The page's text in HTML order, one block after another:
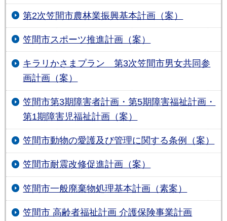
第2次笠間市農林業振興基本計画（案）
笠間市スポーツ推進計画（案）
キラリかさまプラン 第3次笠間市男女共同参
画計画（案）
笠間市第3期障害者計画・第5期障害福祉計画・
第1期障害児福祉計画（案）
笠間市動物の愛護及び管理に関する条例（案）
笠間市耐震改修促進計画（案）
笠間市一般廃棄物処理基本計画（素案）
笠間市 高齢者福祉計画 介護保険事業計画